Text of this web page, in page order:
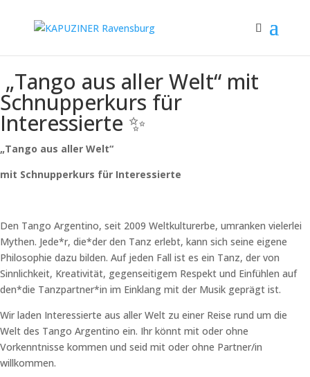
„Tango aus aller Welt“ mit
Schnupperkurs für
Interessierte ✨
„Tango aus aller Welt“
mit Schnupperkurs für Interessierte
Den Tango Argentino, seit 2009 Weltkulturerbe, umranken vielerlei
Mythen. Jede*r, die*der den Tanz erlebt, kann sich seine eigene
Philosophie dazu bilden. Auf jeden Fall ist es ein Tanz, der von
Sinnlichkeit, Kreativität, gegenseitigem Respekt und Einfühlen auf
den*die Tanzpartner*in im Einklang mit der Musik geprägt ist.
Wir laden Interessierte aus aller Welt zu einer Reise rund um die
Welt des Tango Argentino ein. Ihr könnt mit oder ohne
Vorkenntnisse kommen und seid mit oder ohne Partner/in
willkommen.